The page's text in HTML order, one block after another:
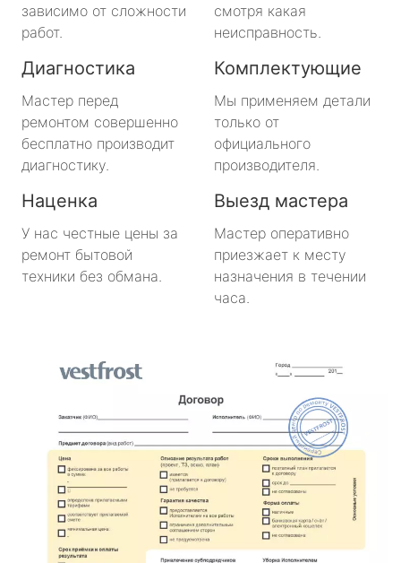
зависимо от сложности
работ.
смотря какая
неисправность.
Диагностика
Мастер перед
ремонтом совершенно
бесплатно производит
диагностику.
Комплектующие
Мы применяем детали
только от
официального
производителя.
Наценка
У нас честные цены за
ремонт бытовой
техники без обмана.
Выезд мастера
Мастер оперативно
приезжает к месту
назначения в течении
часа.